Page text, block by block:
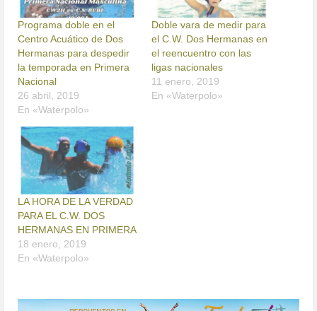
Programa doble en el
Centro Acuático de Dos
Hermanas para despedir
la temporada en Primera
Nacional
26 abril, 2019
En «Waterpolo»
Doble vara de medir para
el C.W. Dos Hermanas en
el reencuentro con las
ligas nacionales
11 enero, 2019
En «Waterpolo»
LA HORA DE LA VERDAD
PARA EL C.W. DOS
HERMANAS EN PRIMERA
18 enero, 2019
En «Waterpolo»